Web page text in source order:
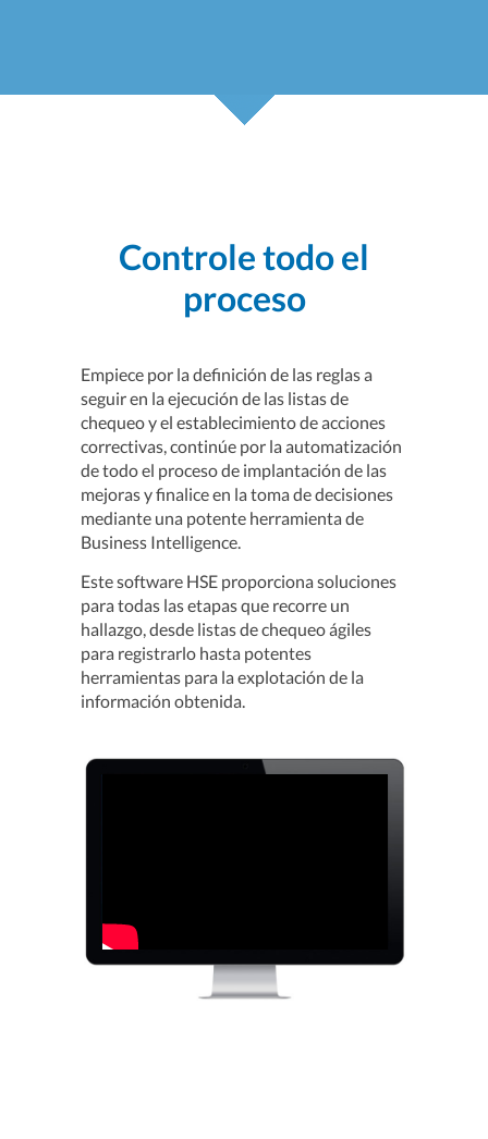
Controle todo el
proceso
Empiece por la definición de las reglas a
seguir en la ejecución de las listas de
chequeo y el establecimiento de acciones
correctivas, continúe por la automatización
de todo el proceso de implantación de las
mejoras y finalice en la toma de decisiones
mediante una potente herramienta de
Business Intelligence.
Este software HSE proporciona soluciones
para todas las etapas que recorre un
hallazgo, desde listas de chequeo ágiles
para registrarlo hasta potentes
herramientas para la explotación de la
información obtenida.